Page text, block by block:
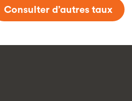
Consulter d’autres taux